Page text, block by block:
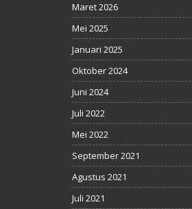
Maret 2026
Mei 2025
Januari 2025
Oktober 2024
Juni 2024
Juli 2022
Mei 2022
September 2021
Agustus 2021
Juli 2021